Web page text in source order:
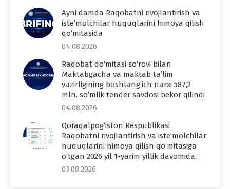
Ayni damda Raqobatni rivojlantirish va
iste’molchilar huquqlarini himoya qilish
qo‘mitasida
04.08.2026
Raqobat qo‘mitasi so‘rovi bilan
Maktabgacha va maktab ta’lim
vazirligining boshlang‘ich narxi 587,2
mln. so‘mlik tender savdosi bekor qilindi
04.08.2026
Qoraqalpog‘iston Respublikasi
Raqobatni rivojlantirish va iste’molchilar
huquqlarini himoya qilish qo‘mitasiga
o‘tgan 2026 yil 1-yarim yillik davomida…
03.08.2026